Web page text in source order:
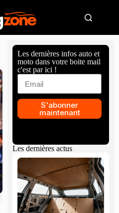
Les dernières infos auto et
moto dans votre boite mail
c'est par ici !
S'abonner
maintenant
Les dernières actus